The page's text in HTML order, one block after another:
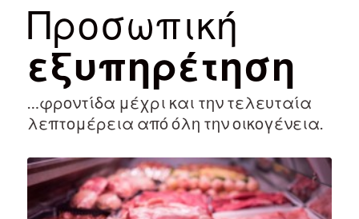
Προσωπική
εξυπηρέτηση
…φροντίδα μέχρι και την τελευταία
λεπτομέρεια από όλη την οικογένεια.